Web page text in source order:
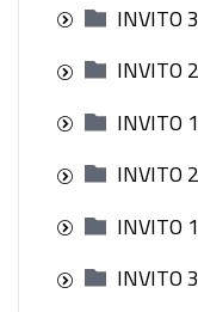
INVITO
INVITO
INVITO
INVITO
INVITO
INVITO